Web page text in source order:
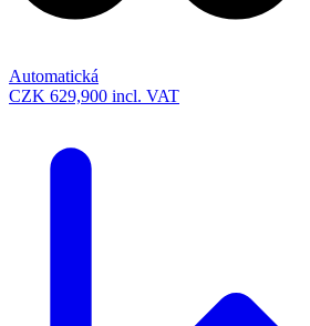
Automatická
CZK 629,900 incl. VAT